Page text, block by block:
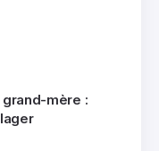
mère :